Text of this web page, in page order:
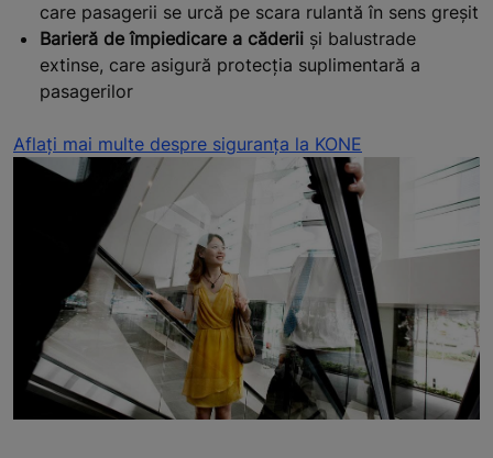
care pasagerii se urcă pe scara rulantă în sens greșit
Barieră de împiedicare a căderii și balustrade
extinse, care asigură protecția suplimentară a
pasagerilor
Aflați mai multe despre siguranța la KONE